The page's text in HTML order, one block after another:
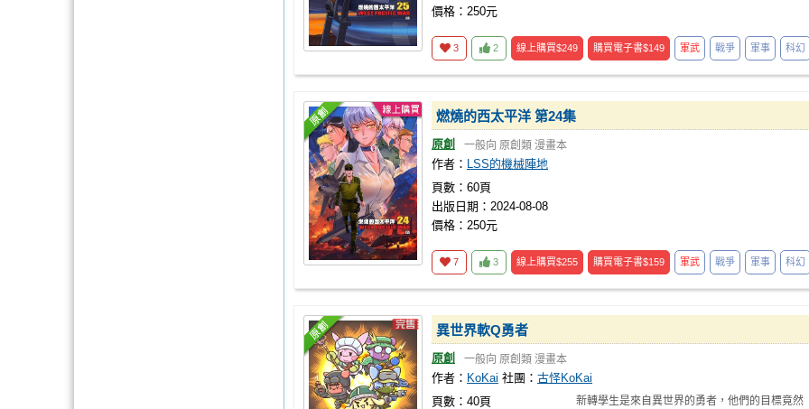
價格：250元
3 2 線上購買$249 購買電子書$149 軍武 戰爭 軍事 科幻
燃燒的西太平洋 第24集
原創 一般向 原創類 漫畫本
作者： LSS的機械陣地
頁數：60頁
出版日期：2024-08-08
價格：250元
7 3 線上購買$255 購買電子書$159 軍武 戰爭 軍事 科幻
異世界軟Q勇者
原創 一般向 原創類 漫畫本
作者： KoKai 社團： 古怪KoKai
頁數：40頁
新轉學生是來自異世界的勇者，他們的目標竟然